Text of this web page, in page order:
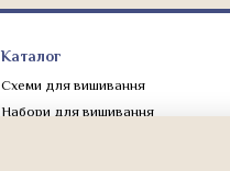
Каталог
Схеми для вишивання
Набори для вишивання